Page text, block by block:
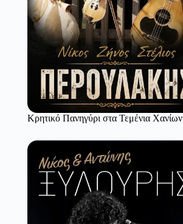
Κρητικό Πανηγύρι στα Τεμένια Χανίων